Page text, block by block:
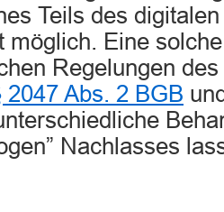
Teils des
möglich. Eine
Regelungen
2047 Abs. 2 BGB
Nachlasses